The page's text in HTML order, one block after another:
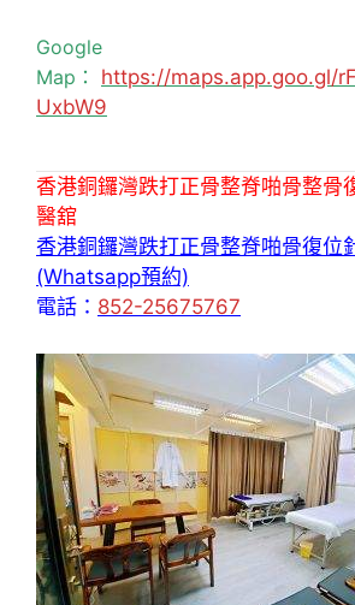
Google
Map： https://maps.app.goo.gl/
UxbW9
香港銅鑼灣跌打正骨整脊啪骨整骨
醫舘
香港銅鑼灣跌打正骨整脊啪骨復位
(Whatsapp預約)
電話： 852-25675767